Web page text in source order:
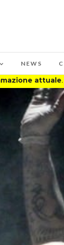
NEWS
attuale.